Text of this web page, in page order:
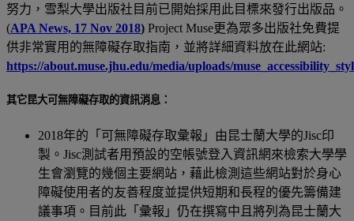
努力，雪梨大學出版社目前已開始採用此目標來發行出版品。
(APA News, 17 Nov 2018) Project Muse更為眾多出版社免費提
供非常實用的無障礙存取指南，並將詳細資料放在此網站:
https://about.muse.jhu.edu/media/uploads/
其它昆大可無障礙存取的資訊消息：
2018年的「可無障礙存取彙報」由昆士蘭大學的Jisc印
製。Jisc測試者用預設的空帳號登入資訊網來檢索大學學
生會瀏覽的幾個主要網站，藉此檢測這些網站對於身心
障礙使用者的友善程度並提供短期和長程的優先籌備建
議事項。目前此「彙報」仍在撰寫中且將列為昆士蘭大